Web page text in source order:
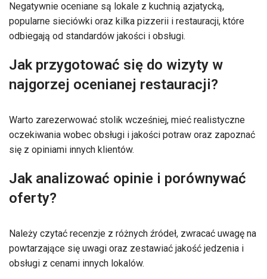
Negatywnie oceniane są lokale z kuchnią azjatycką,
popularne sieciówki oraz kilka pizzerii i restauracji, które
odbiegają od standardów jakości i obsługi.
Jak przygotować się do wizyty w
najgorzej ocenianej restauracji?
Warto zarezerwować stolik wcześniej, mieć realistyczne
oczekiwania wobec obsługi i jakości potraw oraz zapoznać
się z opiniami innych klientów.
Jak analizować opinie i porównywać
oferty?
Należy czytać recenzje z różnych źródeł, zwracać uwagę na
powtarzające się uwagi oraz zestawiać jakość jedzenia i
obsługi z cenami innych lokalów.